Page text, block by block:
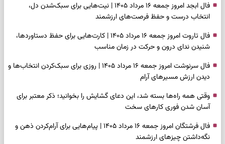
فال ابجد امروز جمعه ۱۶ مرداد ۱۴۰۵ | نیت‌هایی برای سبک‌شدن دل،
انتخاب درست و حفظ فرصت‌های ارزشمند
فال تاروت امروز جمعه ۱۶ مرداد ۱۴۰۵ | کارت‌هایی برای حفظ دستاوردها،
شنیدن ندای درون و حرکت در زمان مناسب
فال سرنوشت امروز جمعه ۱۶ مرداد ۱۴۰۵ | روزی برای سبک‌کردن انتخاب‌ها و
دیدن ارزش مسیرهای آرام
وقتی همه راه‌ها بسته شد، این دعای گشایش را بخوانید؛ ذکر معتبر برای
آسان شدن فوری کارهای سخت
فال فرشتگان امروز جمعه ۱۶ مرداد ۱۴۰۵ | پیام‌هایی برای آرام‌کردن ذهن و
نگه‌داشتن چیزهای ارزشمند